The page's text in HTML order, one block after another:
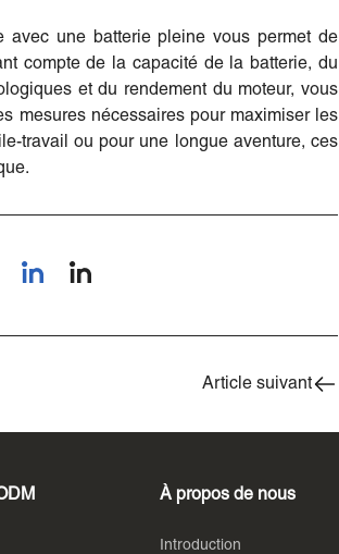
avec une batterie pleine vous permet de
compte de la capacité de la batterie, du
et du rendement du moteur, vous
mesures nécessaires pour maximiser les
travail ou pour une longue aventure, ces
Article suivant
À propos de nous
Introduction